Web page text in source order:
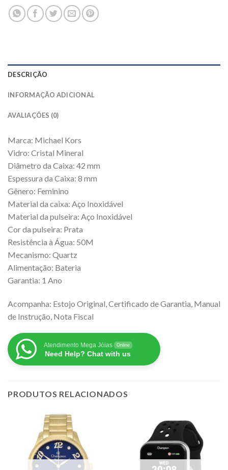
DESCRIÇÃO
INFORMAÇÃO ADICIONAL
AVALIAÇÕES (0)
Marca: Michael Kors
Vidro: Cristal Mineral
Diâmetro da Caixa: 42 mm
Espessura da Caixa: 8 mm
Gênero: Feminino
Material da caixa: Aço Inoxidável
Material da pulseira: Aço Inoxidável
Cor da pulseira: Prata
Resistência à Água: 50M
Mecanismo: Quartz
Alimentação: Bateria
Garantia: 1 Ano
Acompanha: Estojo Original, Certificado de Garantia, Manual
de Instrução, Nota Fiscal
Atendimento Mega Jóias Online
Need Help? Chat with us
PRODUTOS RELACIONADOS